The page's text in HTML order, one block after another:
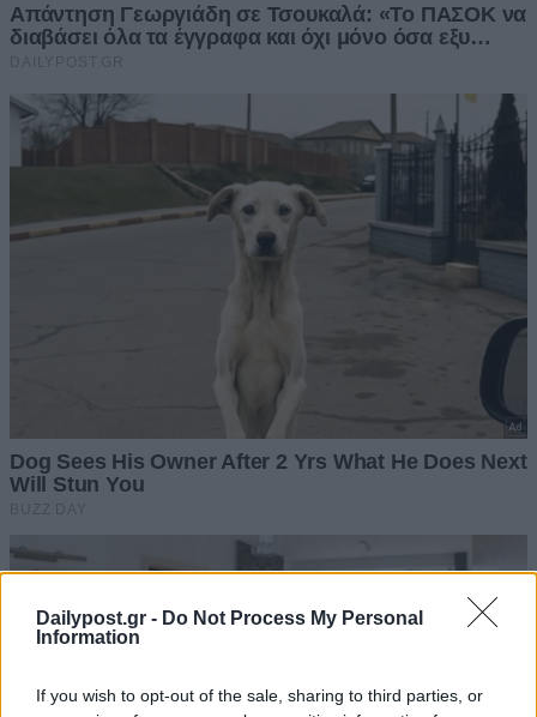
Dailypost.gr - Do Not Process My Personal
Information
If you wish to opt-out of the sale, sharing to third parties, or